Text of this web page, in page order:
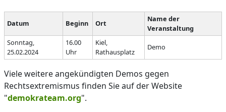
Datum Beginn Ort
Name der
Veranstaltung
Sonntag,
25.02.2024
16.00
Uhr
Kiel,
Rathausplatz
Demo
Viele weitere angekündigten Demos gegen
Rechtsextremismus finden Sie auf der Website
"demokrateam.org".